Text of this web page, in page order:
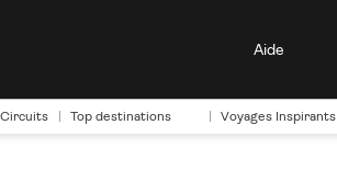
Aide
Circuits Top destinations Voyages Inspirants